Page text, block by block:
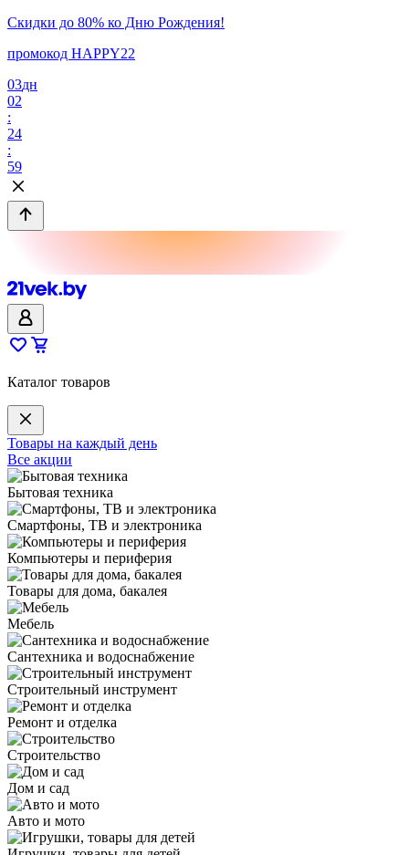
Скидки до 80% ко Дню Рождения!
промокод HAPPY22
03дн
02
:
24
:
59
Каталог товаров
Товары на каждый день
Все акции
Бытовая техника
Смартфоны, ТВ и электроника
Компьютеры и периферия
Товары для дома, бакалея
Мебель
Сантехника и водоснабжение
Строительный инструмент
Ремонт и отделка
Строительство
Дом и сад
Авто и мото